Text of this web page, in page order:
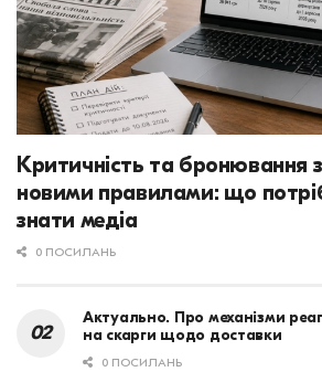
Критичність та бронювання
новими правилами: що
знати медіа
0 ПОСИЛАНЬ
Актуально. Про механізми
на скарги щодо доставки
0 ПОСИЛАНЬ